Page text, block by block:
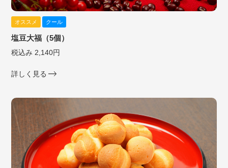
オススメ クール
塩豆大福（5個）
税込み 2,140円
詳しく見る